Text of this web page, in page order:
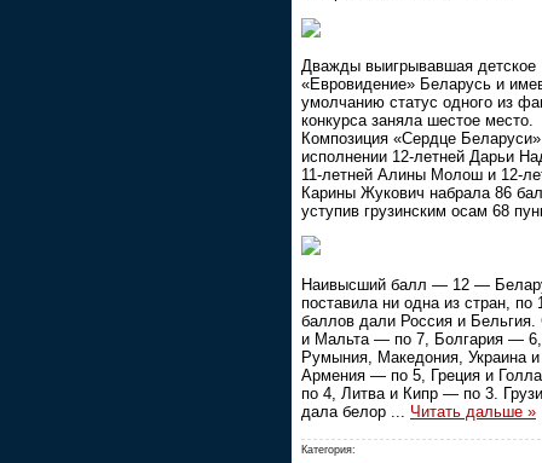
Дважды выигрывавшая детское
«Евровидение» Беларусь и
умолчанию статус одного из
конкурса заняла шестое место.
Композиция «Сердце
исполнении 12-летней Дарьи
11-летней Алины Молош и 12-
Карины Жукович набрала 86
уступив грузинским осам 68
Наивысший балл — 12 —
поставила ни одна из стран, по
баллов дали Россия и Бельгия.
и Мальта — по 7, Болгария — 6,
Румыния, Македония, Украина и
Армения — по 5, Греция и
по 4, Литва и Кипр — по 3.
дала белор
Читать дальше »
Категория: